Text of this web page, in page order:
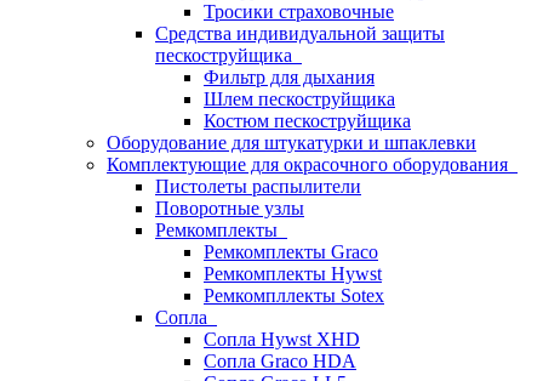
Тросики страховочные
Средства индивидуальной защиты
пескоструйщика
Фильтр для дыхания
Шлем пескоструйщика
Костюм пескоструйщика
Оборудование для штукатурки и шпаклевки
Комплектующие для окрасочного оборудования
Пистолеты распылители
Поворотные узлы
Ремкомплекты
Ремкомплекты Graco
Ремкомплекты Hywst
Ремкомпллекты Sotex
Сопла
Сопла Hywst XHD
Сопла Graco HDA